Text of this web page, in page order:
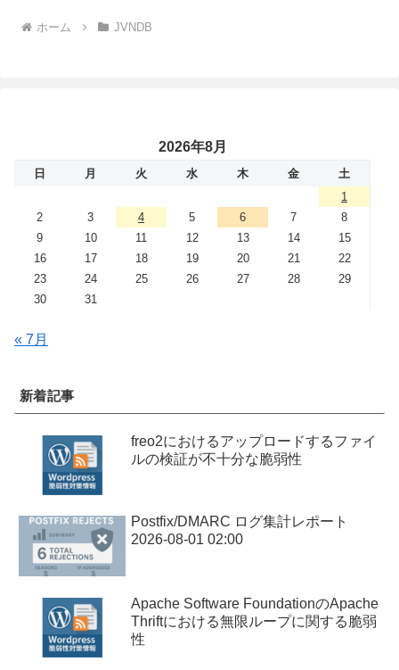
ホーム JVNDB
2026年8月
日 月 火 水 木 金
土
1
2
3 4 5 6 7
8
9
10 11 12 13 14
15
16
17 18 19 20 21
22
23
24 25 26 27 28
29
30
31
« 7月
新着記事
freo2におけるアップロードするファイ
ルの検証が不十分な脆弱性
Postfix/DMARC ログ集計レポート
2026-08-01 02:00
Apache Software FoundationのApache
Thriftにおける無限ループに関する脆弱
性